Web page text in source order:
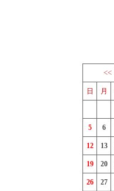
<<
日 月
5 6
12 13
19 20
26 27